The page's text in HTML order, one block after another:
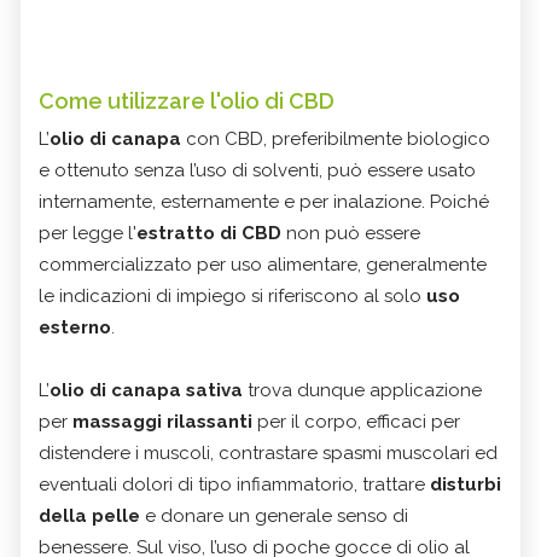
Come utilizzare l'olio di CBD
L’olio di canapa con CBD, preferibilmente biologico
e ottenuto senza l’uso di solventi, può essere usato
internamente, esternamente e per inalazione. Poiché
per legge l'estratto di CBD non può essere
commercializzato per uso alimentare, generalmente
le indicazioni di impiego si riferiscono al solo uso
esterno.
L’olio di canapa sativa trova dunque applicazione
per massaggi rilassanti per il corpo, efficaci per
distendere i muscoli, contrastare spasmi muscolari ed
eventuali dolori di tipo infiammatorio, trattare disturbi
della pelle e donare un generale senso di
benessere. Sul viso, l’uso di poche gocce di olio al